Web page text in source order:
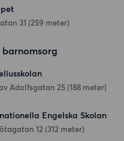
31 (259 meter)
Adolfsgatan 25 (188 meter)
Engelska Skolan
12 (312 meter)